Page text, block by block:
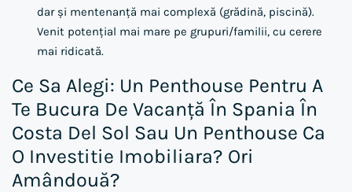
dar și mentenanță mai complexă (grădină, piscină).
Venit potențial mai mare pe grupuri/familii, cu cerere
mai ridicată.
Ce Sa Alegi: Un Penthouse Pentru A
Te Bucura De Vacanță În Spania În
Costa Del Sol Sau Un Penthouse Ca
O Investitie Imobiliara? Ori
Amândouă?